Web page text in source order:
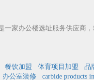
家办公楼选址服务供应商
餐饮加盟 体育项目加盟
品
办公室装修 carbide products